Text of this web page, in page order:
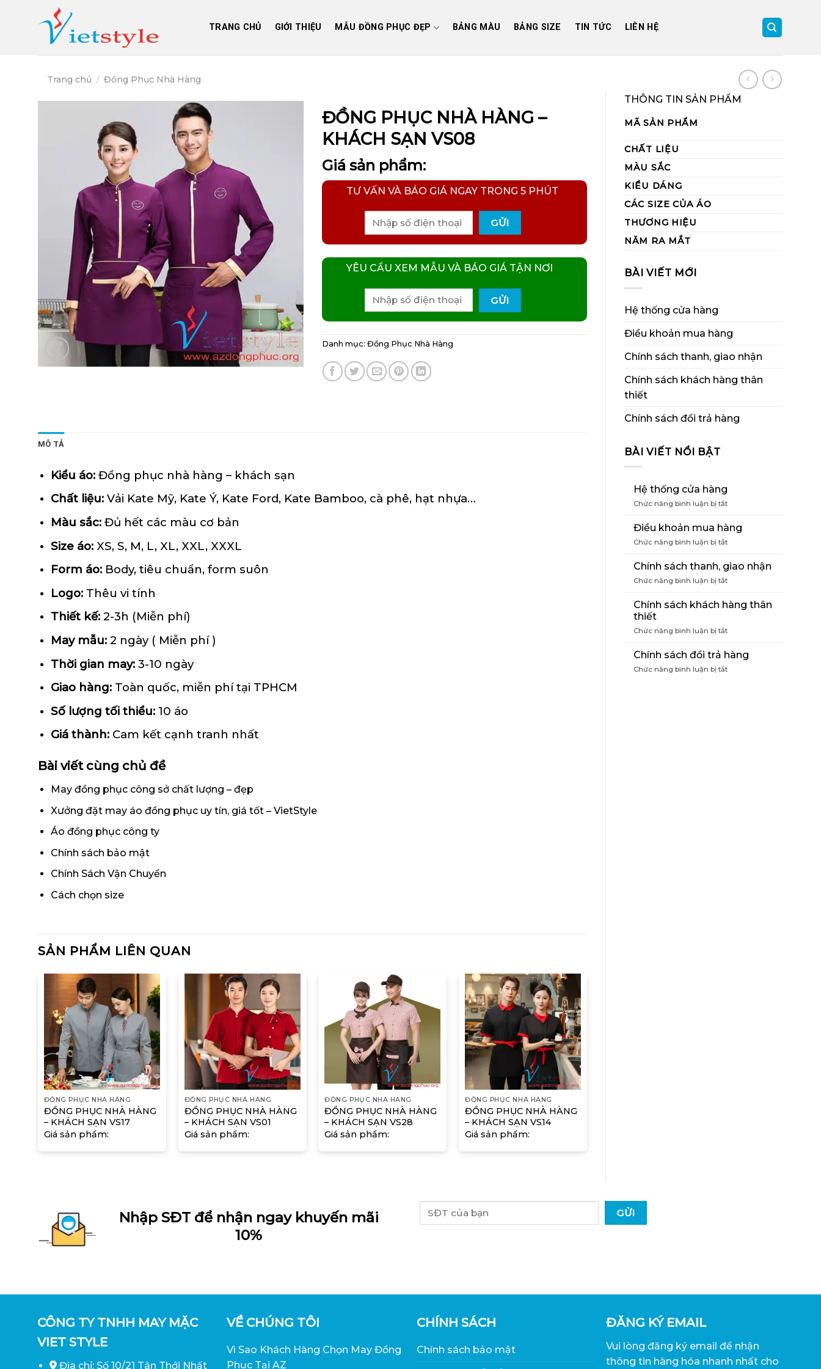
TRANG CHỦ GIỚI THIỆU MẪU ĐỒNG PHỤC ĐẸP BẢNG MÀU BẢNG SIZE TIN TỨC LIÊN HỆ
Trang chủ / Đồng Phục Nhà Hàng
THÔNG TIN SẢN PHẨM
MÃ SẢN PHẨM
CHẤT LIỆU
MÀU SẮC
KIỂU DÁNG
CÁC SIZE CỦA ÁO
THƯƠNG HIỆU
NĂM RA MẮT
BÀI VIẾT MỚI
Hệ thống cửa hàng
Điều khoản mua hàng
Chính sách thanh, giao nhận
Chính sách khách hàng thân
thiết
Chính sách đổi trả hàng
BÀI VIẾT NỔI BẬT
Hệ thống cửa hàng
Chức năng bình luận bị tắtở
thống
cửa
hàng
Điều khoản mua hàng
Chức năng bình luận bị tắtở
khoản
mua
hàng
Chính sách thanh, giao nhận
Chức năng bình luận bị tắtở
sách
thanh,
nhận
Chính sách khách hàng thân
thiết
Chức năng bình luận bị tắtở
sách
khách
hàng
Chính sách đổi trả hàng
Chức năng bình luận bị tắtở
ĐỒNG PHỤC NHÀ HÀNG –
KHÁCH SẠN VS08
Giá sản phẩm:
TƯ VẤN VÀ BÁO GIÁ NGAY TRONG 5 PHÚT
YÊU CẦU XEM MẪU VÀ BÁO GIÁ TẬN NƠI
Danh mục: Đồng Phục Nhà Hàng
MÔ TẢ
Kiểu áo: Đồng phục nhà hàng – khách sạn
Chất liệu:Vải Kate Mỹ, Kate Ý, Kate Ford, Kate Bamboo, cà phê, hạt nhựa…
Màu sắc: Đủ hết các màu cơ bản
Size áo: XS, S, M, L, XL, XXL, XXXL
Form áo: Body, tiêu chuẩn, form suôn
Logo: Thêu vi tính
Thiết kế:2-3h (Miễn phí)
May mẫu: 2 ngày ( Miễn phí )
Thời gian may: 3-10 ngày
Giao hàng: Toàn quốc, miễn phí tại TPHCM
Số lượng tối thiểu: 10 áo
Giá thành: Cam kết cạnh tranh nhất
Bài viết cùng chủ đề
May đồng phục công sở chất lượng – đẹp
Xưởng đặt may áo đồng phục uy tín, giá tốt – VietStyle
Áo đồng phục công ty
Chính sách bảo mật
Chính Sách Vận Chuyển
Cách chọn size
SẢN PHẨM LIÊN QUAN
ĐỒNG PHỤC NHÀ HÀNG
ĐỒNG PHỤC NHÀ HÀNG
– KHÁCH SẠN VS17
Giá sản phẩm:
ĐỒNG PHỤC NHÀ HÀNG
ĐỒNG PHỤC NHÀ HÀNG
– KHÁCH SẠN VS01
Giá sản phẩm:
ĐỒNG PHỤC NHÀ HÀNG
ĐỒNG PHỤC NHÀ HÀNG
– KHÁCH SẠN VS28
Giá sản phẩm:
ĐỒNG PHỤC NHÀ HÀNG
ĐỒNG PHỤC NHÀ HÀNG
– KHÁCH SẠN VS14
Giá sản phẩm:
Nhập SĐT để nhận ngay khuyến mãi
10%
CÔNG TY TNHH MAY MẶC
VIET STYLE
Địa chỉ: Số 10/21 Tân Thới Nhất
VỀ CHÚNG TÔI
Vì Sao Khách Hàng Chọn May Đồng
Phục Tại AZ
CHÍNH SÁCH
Chính sách bảo mật
ĐĂNG KÝ EMAIL
Vui lòng đăng ký email để nhận
thông tin hàng hóa nhanh nhất cho